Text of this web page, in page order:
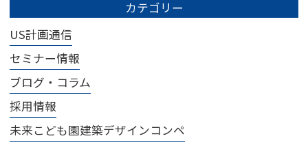
カテゴリー
US計画通信
セミナー情報
ブログ・コラム
採用情報
未来こども園建築デザインコンペ